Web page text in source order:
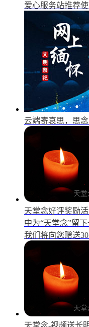
爱心服务站推荐
云端寄哀思，思
天堂念好评奖励
中为“天堂念”留
我们将向您赠送30
天堂念-视频送长